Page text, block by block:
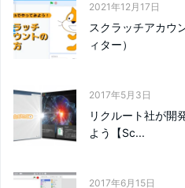
2021年12月17日
スクラッチアカウ
ィター）
2017年5月3日
リクルート社が開
よう【Sc...
2017年6月15日